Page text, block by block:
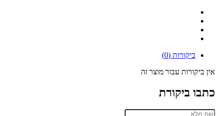
ביקורות (0)
אין ביקורות עבור מוצר זה
כתבו ביקורת